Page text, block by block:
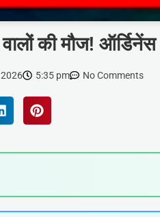
की मौज! ऑर्डिनेंस
5:35 pm No Comments